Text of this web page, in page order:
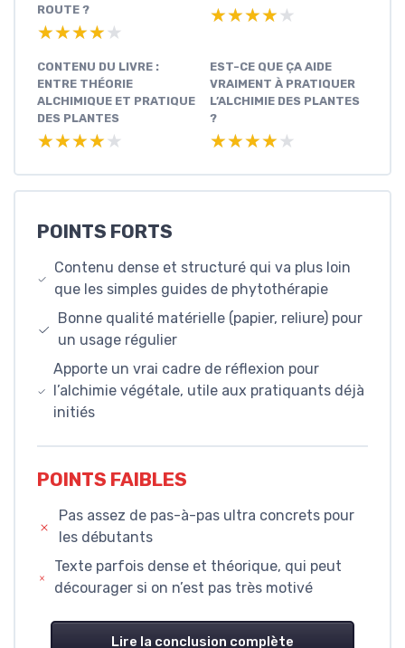
ROUTE ?
★★★★★
★★★★★
★★★★★
★★★★★
CONTENU DU LIVRE :
ENTRE THÉORIE
ALCHIMIQUE ET PRATIQUE
DES PLANTES
★★★★★
★★★★★
EST-CE QUE ÇA AIDE
VRAIMENT À PRATIQUER
L’ALCHIMIE DES PLANTES
?
★★★★★
★★★★★
POINTS FORTS
Contenu dense et structuré qui va plus loin
que les simples guides de phytothérapie
Bonne qualité matérielle (papier, reliure) pour
un usage régulier
Apporte un vrai cadre de réflexion pour
l’alchimie végétale, utile aux pratiquants déjà
initiés
POINTS FAIBLES
Pas assez de pas-à-pas ultra concrets pour
les débutants
Texte parfois dense et théorique, qui peut
décourager si on n’est pas très motivé
Lire la conclusion complète